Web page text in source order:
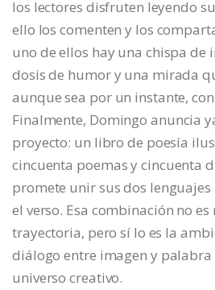
los lectores disfruten leyendo
ello los comenten y los
uno de ellos hay una chispa de
dosis de humor y una mirada
aunque sea por un instante,
Finalmente, Domingo anuncia
proyecto: un libro de poesía
cincuenta poemas y cincuenta
promete unir sus dos
el verso. Esa combinación no es
trayectoria, pero sí lo es la
diálogo entre imagen y
universo creativo.